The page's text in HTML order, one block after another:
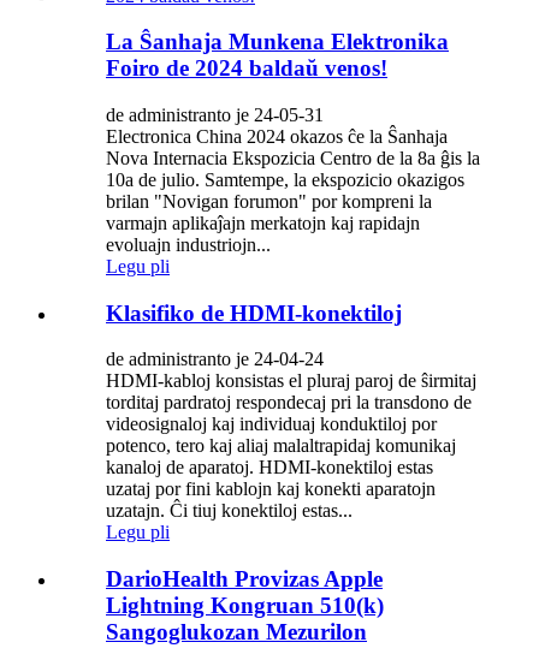
La Ŝanhaja Munkena Elektronika
Foiro de 2024 baldaŭ venos!
de administranto je 24-05-31
Electronica China 2024 okazos ĉe la Ŝanhaja
Nova Internacia Ekspozicia Centro de la 8a ĝis la
10a de julio. Samtempe, la ekspozicio okazigos
brilan "Novigan forumon" por kompreni la
varmajn aplikaĵajn merkatojn kaj rapidajn
evoluajn industriojn...
Legu pli
Klasifiko de HDMI-konektiloj
de administranto je 24-04-24
HDMI-kabloj konsistas el pluraj paroj de ŝirmitaj
torditaj pardratoj respondecaj pri la transdono de
videosignaloj kaj individuaj konduktiloj por
potenco, tero kaj aliaj malaltrapidaj komunikaj
kanaloj de aparatoj. HDMI-konektiloj estas
uzataj por fini kablojn kaj konekti aparatojn
uzatajn. Ĉi tiuj konektiloj estas...
Legu pli
DarioHealth Provizas Apple
Lightning Kongruan 510(k)
Sangoglukozan Mezurilon